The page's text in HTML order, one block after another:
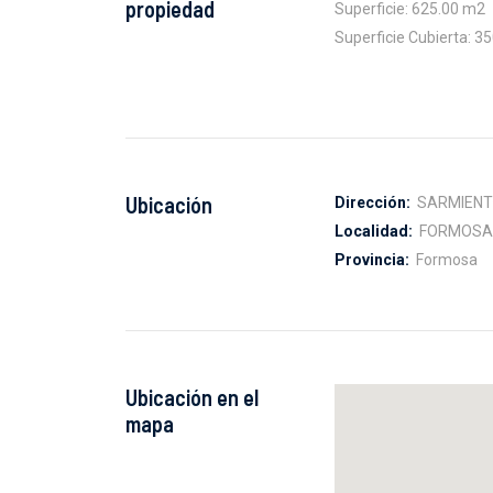
propiedad
Superficie: 625.00 m2
Superficie Cubierta:
Ubicación Dirección:
Localidad: FORMOSA
Provincia: Formosa
Ubicación en el
mapa